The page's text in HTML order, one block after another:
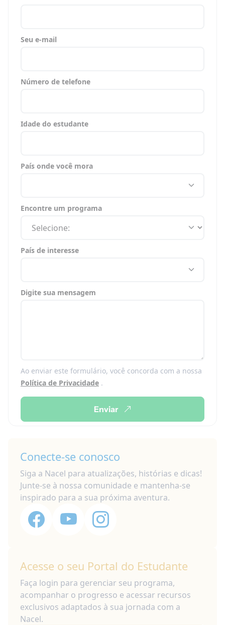
Seu e-mail
Número de telefone
Idade do estudante
País onde você mora
Encontre um programa
País de interesse
Digite sua mensagem
Ao enviar este formulário, você concorda com a nossa
Política de Privacidade .
Enviar
Conecte-se conosco
Siga a Nacel para atualizações, histórias e dicas!
Junte-se à nossa comunidade e mantenha-se
inspirado para a sua próxima aventura.
Acesse o seu Portal do Estudante
Faça login para gerenciar seu programa,
acompanhar o progresso e acessar recursos
exclusivos adaptados à sua jornada com a
Nacel.